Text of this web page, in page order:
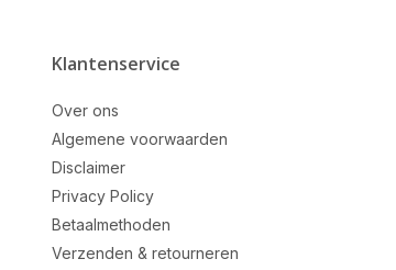
Klantenservice
Over ons
Algemene voorwaarden
Disclaimer
Privacy Policy
Betaalmethoden
Verzenden & retourneren